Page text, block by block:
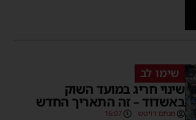
שימו לב
שינוי חריג במועד השוק
באשדוד – זה התאריך החדש
מנחם דויטש 16:07